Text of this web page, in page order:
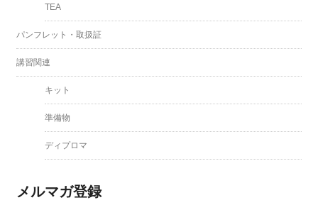
TEA
パンフレット・取扱証
講習関連
キット
準備物
ディプロマ
メルマガ登録